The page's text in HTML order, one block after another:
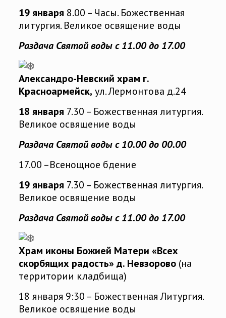
19 января 8.00 – Часы. Божественная
литургия. Великое освящение воды
Раздача Святой воды с 11.00 до 17.00
Александро-Невский храм г.
Красноармейск, ул. Лермонтова д.24
18 января 7.30 – Божественная литургия.
Великое освящение воды
Раздача Святой воды с 10.00 до 00.00
17.00 –Всенощное бдение
19 января 7.30 – Божественная литургия.
Великое освящение воды
Раздача Святой воды с 11.00 до 17.00
Храм иконы Божией Матери «Всех
скорбящих радость» д. Невзорово(на
территории кладбища)
18 января 9:30 – Божественная Литургия.
Великое освящение воды